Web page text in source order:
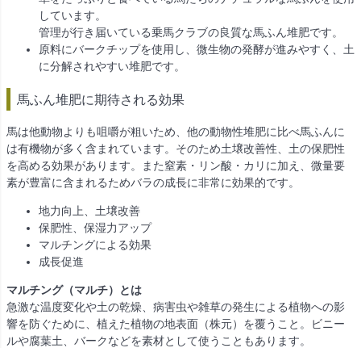
しています。
管理が行き届いている乗馬クラブの良質な馬ふん堆肥です。
原料にバークチップを使用し、微生物の発酵が進みやすく、土
に分解されやすい堆肥です。
馬ふん堆肥に期待される効果
馬は他動物よりも咀嚼が粗いため、他の動物性堆肥に比べ馬ふんに
は有機物が多く含まれています。そのため土壌改善性、土の保肥性
を高める効果があります。また窒素・リン酸・カリに加え、微量要
素が豊富に含まれるためバラの成長に非常に効果的です。
地力向上、土壌改善
保肥性、保湿力アップ
マルチングによる効果
成長促進
マルチング（マルチ）とは
急激な温度変化や土の乾燥、病害虫や雑草の発生による植物への影
響を防ぐために、植えた植物の地表面（株元）を覆うこと。ビニー
ルや腐葉土、バークなどを素材として使うこともあります。